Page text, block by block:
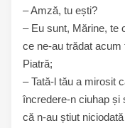
– Amză, tu ești?
– Eu sunt, Mărine, te
ce ne-au trădat
Piatră;
– Tată-l tău a mirosit
încredere-n ciuhap și
că n-au știut